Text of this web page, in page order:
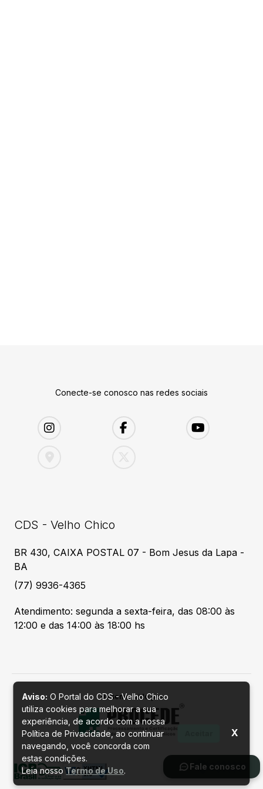
Fale conosco
Conecte-se conosco nas redes sociais
CDS - Velho Chico
BR 430, CAIXA POSTAL 07 - Bom Jesus da Lapa -
BA
(77) 9936-4365
Atendimento: segunda a sexta-feira, das 08:00 às
12:00 e das 14:00 às 18:00 hs
Desenvolvido por
Aviso: O Portal do CDS - Velho Chico
utiliza cookies para melhorar a sua
experiência, de acordo com a nossa
Política de Privacidade, ao continuar
navegando, você concorda com
estas condições.
Leia nossoTermo de Uso.
X